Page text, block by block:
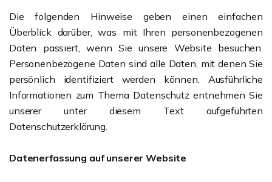
Die folgenden Hinweise geben einen einfachen
Überblick darüber, was mit Ihren personenbezogenen
Daten passiert, wenn Sie unsere Website besuchen.
Personenbezogene Daten sind alle Daten, mit denen Sie
persönlich identifiziert werden können. Ausführliche
Informationen zum Thema Datenschutz entnehmen Sie
unserer unter diesem Text aufgeführten
Datenschutzerklärung.
Datenerfassung auf unserer Website